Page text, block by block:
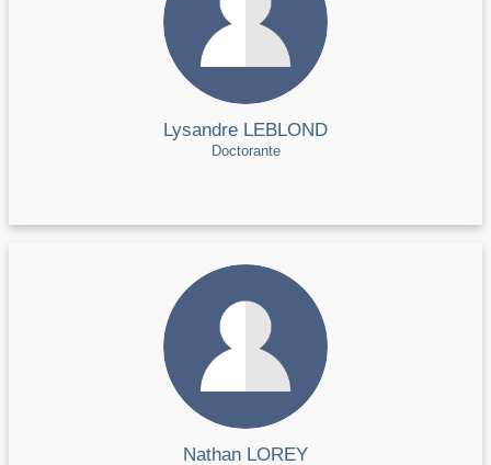
Lysandre LEBLOND
Doctorante
Nathan LOREY